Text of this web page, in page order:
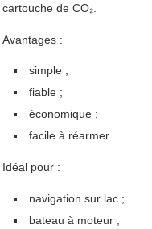
cartouche de CO₂.
Avantages :
simple ;
fiable ;
économique ;
facile à réarmer.
Idéal pour :
navigation sur lac ;
bateau à moteur ;